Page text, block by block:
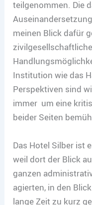
teilgenommen. Die
meinen Blick dafür
Institution wie das
Perspektiven sind
immer um eine
beider Seiten
Das Hotel Silber ist
weil dort der Blick
ganzen
agierten, in den
lange Zeit zu kurz